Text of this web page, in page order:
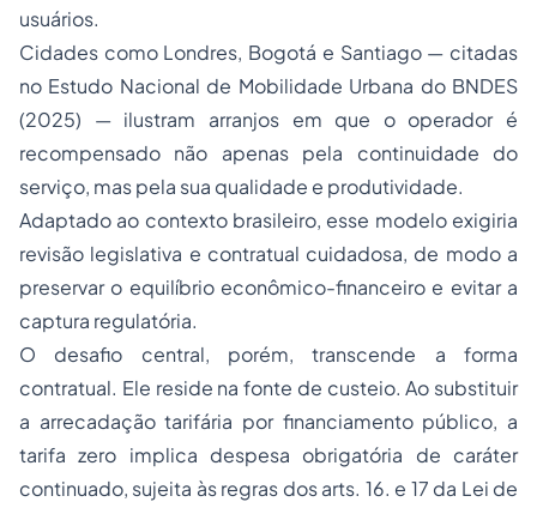
usuários.
Cidades como Londres, Bogotá e Santiago — citadas
no Estudo Nacional de Mobilidade Urbana do BNDES
(2025) — ilustram arranjos em que o operador é
recompensado não apenas pela continuidade do
serviço, mas pela sua qualidade e produtividade.
Adaptado ao contexto brasileiro, esse modelo exigiria
revisão legislativa e contratual cuidadosa, de modo a
preservar o equilíbrio econômico-financeiro e evitar a
captura regulatória.
O desafio central, porém, transcende a forma
contratual. Ele reside na fonte de custeio. Ao substituir
a arrecadação tarifária por financiamento público, a
tarifa zero implica despesa obrigatória de caráter
continuado, sujeita às regras dos arts. 16. e 17 da Lei de